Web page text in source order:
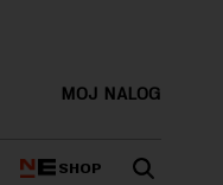
MOJ NALOG
SHOP